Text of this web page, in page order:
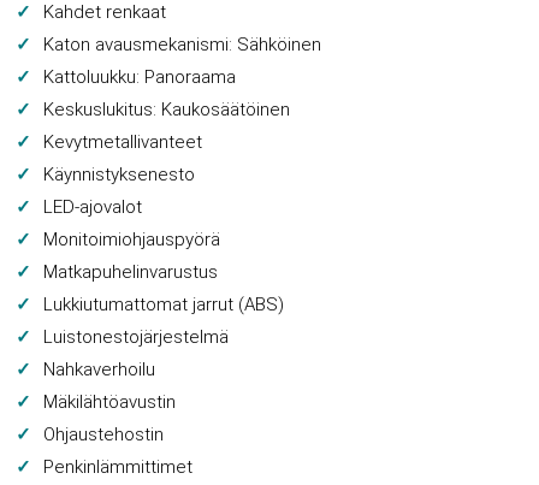
Kahdet renkaat
Katon avausmekanismi: Sähköinen
Kattoluukku: Panoraama
Keskuslukitus: Kaukosäätöinen
Kevytmetallivanteet
Käynnistyksenesto
LED-ajovalot
Monitoimiohjauspyörä
Matkapuhelinvarustus
Lukkiutumattomat jarrut (ABS)
Luistonestojärjestelmä
Nahkaverhoilu
Mäkilähtöavustin
Ohjaustehostin
Penkinlämmittimet